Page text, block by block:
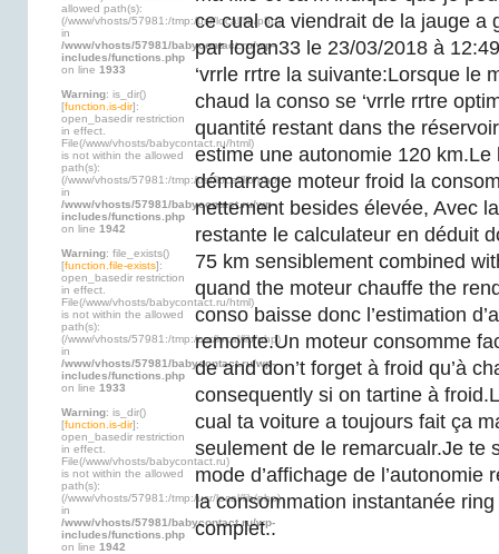
allowed path(s):
(/www/vhosts/57981:/tmp:/usr/local/lib/php)
in
/www/vhosts/57981/babycontact.ru/wp-
includes/functions.php
on line 1933
Warning: is_dir()
[function.is-dir]:
open_basedir restriction
in effect.
File(/www/vhosts/babycontact.ru/html)
is not within the allowed
path(s):
(/www/vhosts/57981:/tmp:/usr/local/lib/php)
in
/www/vhosts/57981/babycontact.ru/wp-
includes/functions.php
on line 1942
Warning: file_exists()
[function.file-exists]:
open_basedir restriction
in effect.
File(/www/vhosts/babycontact.ru/html)
is not within the allowed
path(s):
(/www/vhosts/57981:/tmp:/usr/local/lib/php)
in
/www/vhosts/57981/babycontact.ru/wp-
includes/functions.php
on line 1933
Warning: is_dir()
[function.is-dir]:
open_basedir restriction
in effect.
File(/www/vhosts/babycontact.ru)
is not within the allowed
path(s):
(/www/vhosts/57981:/tmp:/usr/local/lib/php)
in
/www/vhosts/57981/babycontact.ru/wp-
includes/functions.php
on line 1942
ce cual ca viendrait de la jauge a
par logan33 le 23/03/2018 à
‘vrrle rrtre la suivante:Lorsque le
chaud la conso se ‘vrrle rrtre
quantité restant dans the
estime une autonomie 120
démarrage moteur froid la
nettement besides élevée, Avec
restante le calculateur en déduit
75 km sensiblement combined
quand the moteur chauffe the
conso baisse donc l’estimation
remonte.Un moteur consomme
de and don’t forget à froid qu’à
consequently si on tartine à
cual ta voiture a toujours fait ça
seulement de le remarcualr.Je te
mode d’affichage de l’autonomie
la consommation instantanée
complet..